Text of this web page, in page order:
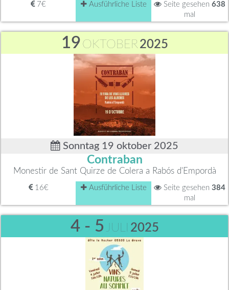
7€ Ausführliche Liste Seite gesehen 638
mal
19 OKTOBER2025
Sonntag 19 oktober 2025
Contraban
Monestir de Sant Quirze de Colera a Rabós d'Empordà
16€ Ausführliche Liste Seite gesehen 384
mal
4 - 5 JULI 2025